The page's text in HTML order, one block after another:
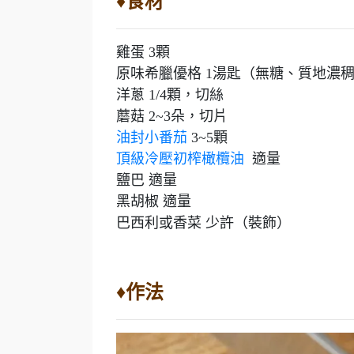
雞蛋 3顆
原味希臘優格 1湯匙（無糖、質地濃
洋蔥 1/4顆，切絲
蘑菇 2~3朵，切片
油封小番茄 3~5顆​​​​​​​
頂級冷壓初榨橄欖油 適量
鹽巴 適量
黑胡椒 適量
巴西利或香菜 少許（裝飾）
♦作法